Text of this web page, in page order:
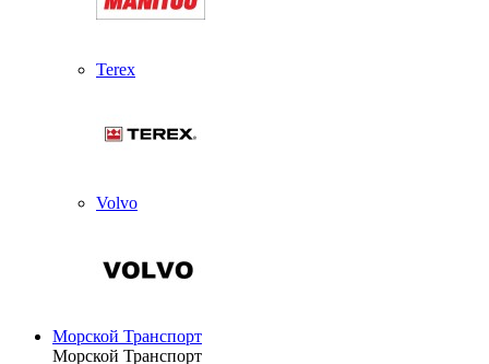
Terex
Volvo
Морской Транспорт
Морской Транспорт